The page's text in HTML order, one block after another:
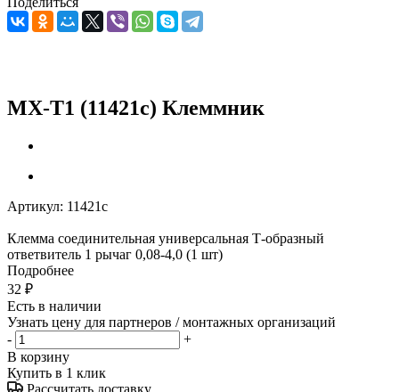
MX-T1 (11421c) Клеммник
Артикул: 11421c
Клемма соединительная универсальная Т-образный
ответвитель 1 рычаг 0,08-4,0 (1 шт)
Подробнее
32 ₽
Есть в наличии
Узнать цену для партнеров / монтажных организаций
-
+
В корзину
Купить в 1 клик
Рассчитать доставку